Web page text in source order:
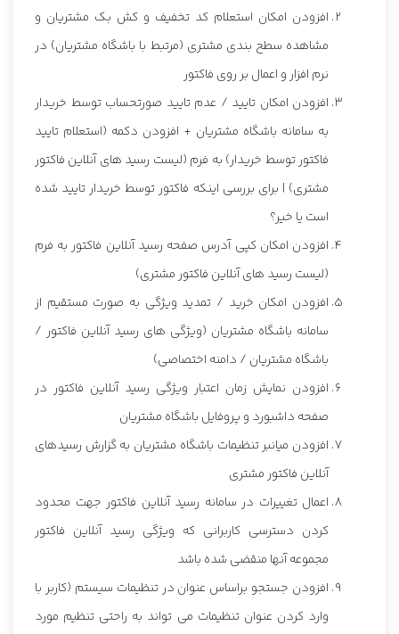
افزودن امکان استعلام کد تخفیف و کش بک مشتریان و
مشاهده سطح بندی مشتری (مرتبط با باشگاه مشتریان) در
نرم افزار و اعمال بر روی فاکتور
افزودن امکان تایید / عدم تایید صورتحساب توسط خریدار
به سامانه باشگاه مشتریان + افزودن دکمه (استعلام تایید
فاکتور توسط خریدار) به فرم (لیست رسید های آنلاین فاکتور
مشتری) | برای بررسی اینکه فاکتور توسط خریدار تایید شده
است یا خیر؟
افزودن امکان کپی آدرس صفحه رسید آنلاین فاکتور به فرم
(لیست رسید های آنلاین فاکتور مشتری)
افزودن امکان خرید / تمدید ویژگی به صورت مستقیم از
سامانه باشگاه مشتریان (ویژگی های رسید آنلاین فاکتور /
باشگاه مشتریان / دامنه اختصاصی)
افزودن نمایش زمان اعتبار ویژگی رسید آنلاین فاکتور در
صفحه داشبورد و پروفایل باشگاه مشتریان
افزودن میانبر تنظیمات باشگاه مشتریان به گزارش رسیدهای
آنلاین فاکتور مشتری
اعمال تغییرات در سامانه رسید آنلاین فاکتور جهت محدود
کردن دسترسی کاربرانی که ویژگی رسید آنلاین فاکتور
مجموعه آنها منقضی شده باشد
افزودن جستجو براساس عنوان در تنظیمات سیستم (کاربر با
وارد کردن عنوان تنظیمات می تواند به راحتی تنظیم مورد